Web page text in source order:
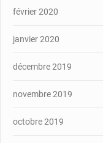
février 2020
janvier 2020
décembre 2019
novembre 2019
octobre 2019